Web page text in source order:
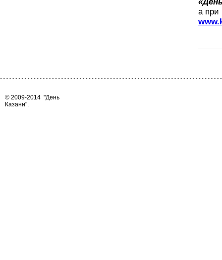
а при
© 2009-2014 "День
Казани".